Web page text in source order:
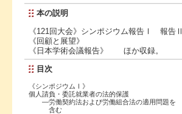
本の説明
《121回大会》シンポジウム報告Ⅰ 報告Ⅱ
《回顧と展望》
《日本学術会議報告》 ほか収録。
目次
《シンポジウムⅠ》
個人請負・委託就業者の法的保護
―労働契約法および労働組合法の適用問題を
含む